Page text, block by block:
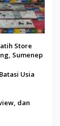
Store
Sumenep
Usia
dan